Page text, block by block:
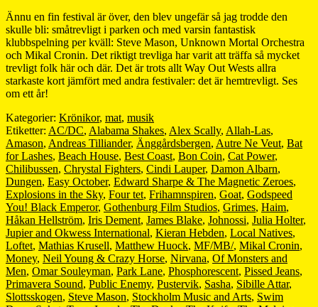
Ännu en fin festival är över, den blev ungefär så jag trodde den
skulle bli: småtrevligt i parken och med varsin fantastisk
klubbspelning per kväll: Steve Mason, Unknown Mortal Orchestra
och Mikal Cronin. Det riktigt trevliga har varit att träffa så mycket
trevligt folk här och där. Det är trots allt Way Out Wests allra
starkaste kort jämfört med andra festivaler: det är hemtrevligt. Ses
om ett år!
Kategorier: Krönikor, mat, musik
Etiketter: AC/DC, Alabama Shakes, Alex Scally, Allah-Las,
Amason, Andreas Tilliander, Änggårdsbergen, Autre Ne Veut, Bat
for Lashes, Beach House, Best Coast, Bon Coin, Cat Power,
Chilibussen, Chrystal Fighters, Cindi Lauper, Damon Albarn,
Dungen, Easy October, Edward Sharpe & The Magnetic Zeroes,
Explosions in the Sky, Four tet, Frihamnspiren, Goat, Godspeed
You! Black Emperor, Gothenburg Film Studios, Grimes, Haim,
Håkan Hellström, Iris Dement, James Blake, Johnossi, Julia Holter,
Jupier and Okwess International, Kieran Hebden, Local Natives,
Loftet, Mathias Krusell, Matthew Huock, MF/MB/, Mikal Cronin,
Money, Neil Young & Crazy Horse, Nirvana, Of Monsters and
Men, Omar Souleyman, Park Lane, Phosphorescent, Pissed Jeans,
Primavera Sound, Public Enemy, Pustervik, Sasha, Sibille Attar,
Slottsskogen, Steve Mason, Stockholm Music and Arts, Swim